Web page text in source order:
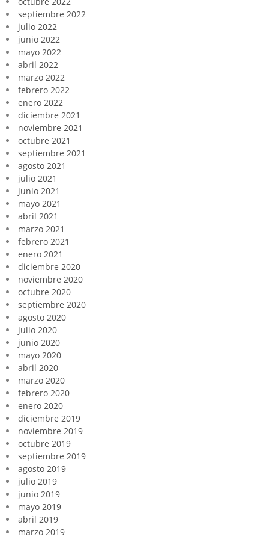
septiembre 2022
julio 2022
junio 2022
mayo 2022
abril 2022
marzo 2022
febrero 2022
enero 2022
diciembre 2021
noviembre 2021
octubre 2021
septiembre 2021
agosto 2021
julio 2021
junio 2021
mayo 2021
abril 2021
marzo 2021
febrero 2021
enero 2021
diciembre 2020
noviembre 2020
octubre 2020
septiembre 2020
agosto 2020
julio 2020
junio 2020
mayo 2020
abril 2020
marzo 2020
febrero 2020
enero 2020
diciembre 2019
noviembre 2019
octubre 2019
septiembre 2019
agosto 2019
julio 2019
junio 2019
mayo 2019
abril 2019
marzo 2019